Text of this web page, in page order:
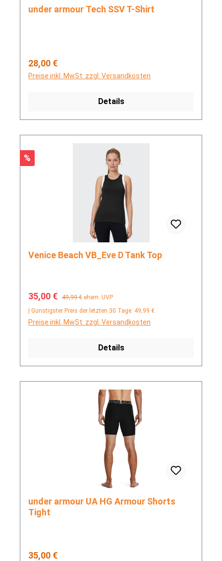
under armour Tech SSV T-Shirt
Regulärer Preis:
28,00 €
Preise inkl. MwSt. zzgl. Versandkosten
Details
Rabatt
%
Venice Beach VB_Eve D Tank Top
Verkaufspreis:
35,00 € Regulärer Preis:
49,99 € ehem. UVP
| Günstigster Preis der letzten 30 Tage: 49,99 €
Preise inkl. MwSt. zzgl. Versandkosten
Details
under armour UA HG Armour Shorts
Tight
Regulärer Preis:
35,00 €